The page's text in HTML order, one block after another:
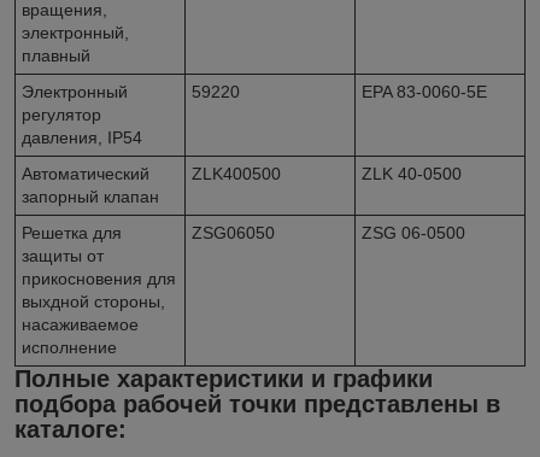
вращения,
электронный,
плавный
Электронный
регулятор
давления, IР54
59220 EPA 83-0060-5E
Автоматический
запорный клапан
ZLK400500 ZLK 40-0500
Решетка для
защиты от
прикосновения для
выхдной стороны,
насаживаемое
исполнение
ZSG06050 ZSG 06-0500
Полные характеристики и графики
подбора рабочей точки представлены в
каталоге: